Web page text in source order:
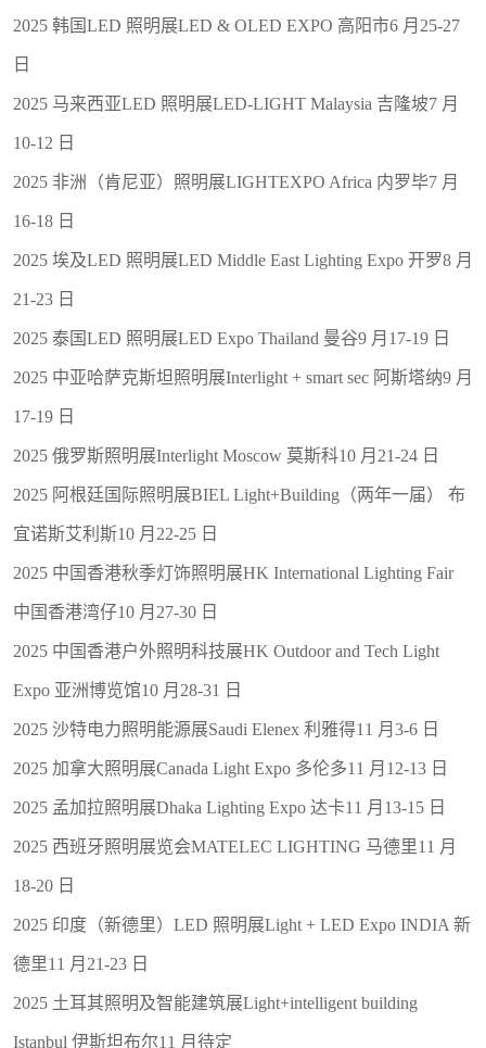
2025 韩国LED 照明展LED & OLED EXPO 高阳市6 月25-27
日
2025 马来西亚LED 照明展LED-LIGHT Malaysia 吉隆坡7 月
10-12 日
2025 非洲（肯尼亚）照明展LIGHTEXPO Africa 内罗毕7 月
16-18 日
2025 埃及LED 照明展LED Middle East Lighting Expo 开罗8 月
21-23 日
2025 泰国LED 照明展LED Expo Thailand 曼谷9 月17-19 日
2025 中亚哈萨克斯坦照明展Interlight + smart sec 阿斯塔纳9 月
17-19 日
2025 俄罗斯照明展Interlight Moscow 莫斯科10 月21-24 日
2025 阿根廷国际照明展BIEL Light+Building（两年一届） 布
宜诺斯艾利斯10 月22-25 日
2025 中国香港秋季灯饰照明展HK International Lighting Fair
中国香港湾仔10 月27-30 日
2025 中国香港户外照明科技展HK Outdoor and Tech Light
Expo 亚洲博览馆10 月28-31 日
2025 沙特电力照明能源展Saudi Elenex 利雅得11 月3-6 日
2025 加拿大照明展Canada Light Expo 多伦多11 月12-13 日
2025 孟加拉照明展Dhaka Lighting Expo 达卡11 月13-15 日
2025 西班牙照明展览会MATELEC LIGHTING 马德里11 月
18-20 日
2025 印度（新德里）LED 照明展Light + LED Expo INDIA 新
德里11 月21-23 日
2025 土耳其照明及智能建筑展Light+intelligent building
Istanbul 伊斯坦布尔11 月待定